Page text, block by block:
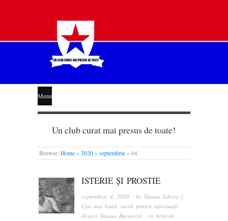
STEAUA
LIBERĂ
Menu
Un club curat mai presus de toate!
Browse: Home » 2020 » septembrie » 04
ISTERIE ȘI PROSTIE
septembrie 4, 2020 · bySteaua Libera |
Cea mai bună sursă pentru informații
despre Steaua București · inArticole